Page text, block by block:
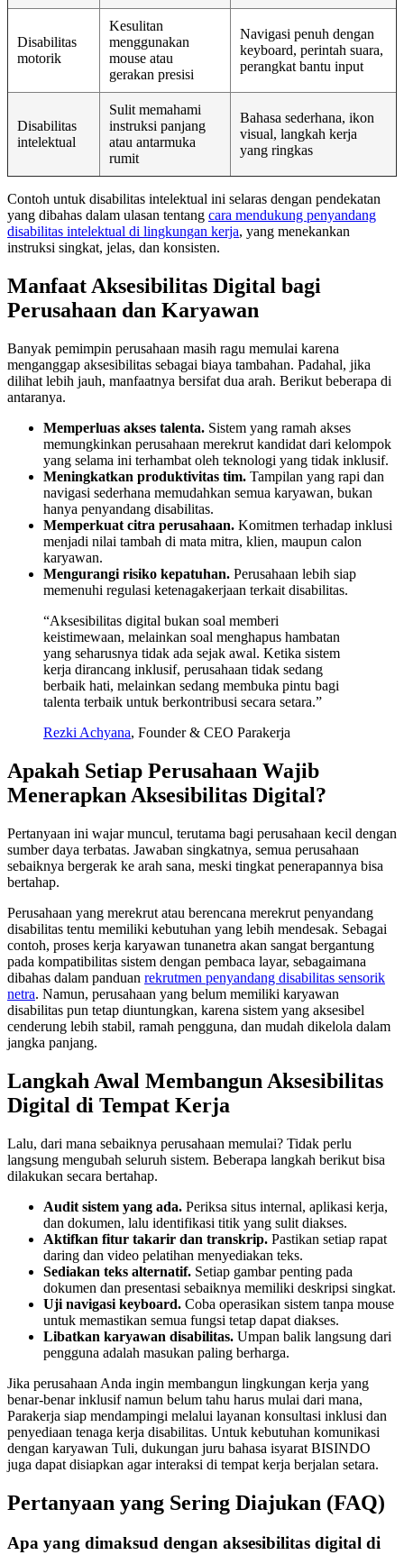
Disabilitas
motorik
Kesulitan
menggunakan
mouse atau
gerakan presisi
Navigasi penuh dengan
keyboard, perintah suara,
perangkat bantu input
Disabilitas
intelektual
Sulit memahami
instruksi panjang
atau antarmuka
rumit
Bahasa sederhana, ikon
visual, langkah kerja
yang ringkas
Contoh untuk disabilitas intelektual ini selaras dengan pendekatan
yang dibahas dalam ulasan tentang cara mendukung penyandang
disabilitas intelektual di lingkungan kerja, yang menekankan
instruksi singkat, jelas, dan konsisten.
Manfaat Aksesibilitas Digital bagi
Perusahaan dan Karyawan
Banyak pemimpin perusahaan masih ragu memulai karena
menganggap aksesibilitas sebagai biaya tambahan. Padahal, jika
dilihat lebih jauh, manfaatnya bersifat dua arah. Berikut beberapa di
antaranya.
Memperluas akses talenta. Sistem yang ramah akses
memungkinkan perusahaan merekrut kandidat dari kelompok
yang selama ini terhambat oleh teknologi yang tidak inklusif.
Meningkatkan produktivitas tim. Tampilan yang rapi dan
navigasi sederhana memudahkan semua karyawan, bukan
hanya penyandang disabilitas.
Memperkuat citra perusahaan. Komitmen terhadap inklusi
menjadi nilai tambah di mata mitra, klien, maupun calon
karyawan.
Mengurangi risiko kepatuhan. Perusahaan lebih siap
memenuhi regulasi ketenagakerjaan terkait disabilitas.
“Aksesibilitas digital bukan soal memberi
keistimewaan, melainkan soal menghapus hambatan
yang seharusnya tidak ada sejak awal. Ketika sistem
kerja dirancang inklusif, perusahaan tidak sedang
berbaik hati, melainkan sedang membuka pintu bagi
talenta terbaik untuk berkontribusi secara setara.”
Rezki Achyana, Founder & CEO Parakerja
Apakah Setiap Perusahaan Wajib
Menerapkan Aksesibilitas Digital?
Pertanyaan ini wajar muncul, terutama bagi perusahaan kecil dengan
sumber daya terbatas. Jawaban singkatnya, semua perusahaan
sebaiknya bergerak ke arah sana, meski tingkat penerapannya bisa
bertahap.
Perusahaan yang merekrut atau berencana merekrut penyandang
disabilitas tentu memiliki kebutuhan yang lebih mendesak. Sebagai
contoh, proses kerja karyawan tunanetra akan sangat bergantung
pada kompatibilitas sistem dengan pembaca layar, sebagaimana
dibahas dalam panduan rekrutmen penyandang disabilitas sensorik
netra. Namun, perusahaan yang belum memiliki karyawan
disabilitas pun tetap diuntungkan, karena sistem yang aksesibel
cenderung lebih stabil, ramah pengguna, dan mudah dikelola dalam
jangka panjang.
Langkah Awal Membangun Aksesibilitas
Digital di Tempat Kerja
Lalu, dari mana sebaiknya perusahaan memulai? Tidak perlu
langsung mengubah seluruh sistem. Beberapa langkah berikut bisa
dilakukan secara bertahap.
Audit sistem yang ada. Periksa situs internal, aplikasi kerja,
dan dokumen, lalu identifikasi titik yang sulit diakses.
Aktifkan fitur takarir dan transkrip. Pastikan setiap rapat
daring dan video pelatihan menyediakan teks.
Sediakan teks alternatif. Setiap gambar penting pada
dokumen dan presentasi sebaiknya memiliki deskripsi singkat.
Uji navigasi keyboard. Coba operasikan sistem tanpa mouse
untuk memastikan semua fungsi tetap dapat diakses.
Libatkan karyawan disabilitas. Umpan balik langsung dari
pengguna adalah masukan paling berharga.
Jika perusahaan Anda ingin membangun lingkungan kerja yang
benar-benar inklusif namun belum tahu harus mulai dari mana,
Parakerja siap mendampingi melalui layanan konsultasi inklusi dan
penyediaan tenaga kerja disabilitas. Untuk kebutuhan komunikasi
dengan karyawan Tuli, dukungan juru bahasa isyarat BISINDO
juga dapat disiapkan agar interaksi di tempat kerja berjalan setara.
Pertanyaan yang Sering Diajukan (FAQ)
Apa yang dimaksud dengan aksesibilitas digital di